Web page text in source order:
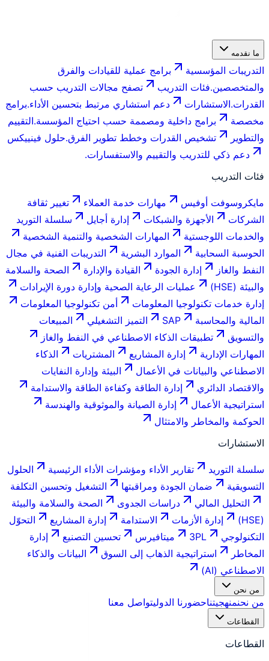
ما نقدمه
التدريبات المؤسسية
برامج عملية للقيادات والفرق
والمتخصصين.فئات التدريب
تصفح مجالات التدريب حسب
القدرات.الاستشارات دعم استشاري مرتبط بتحسين الأداء.برامج
مخصصة
برامج داخلية ومصممة حسب احتياج المؤسسة.التقييم
والتطوير
تشخيص القدرات وخطط تطوير الفرق.حلول فينييكس
دعم ذكي للتدريب والتقييم والاستفسارات.
فئات التدريب
مايكروسوفت أوفيس مهارات خدمة العملاء
تغيير ثقافة
الشركات
الأجهزة والشبكات إدارة أجايل
سلسلة التوريد
والخدمات اللوجستية
المهارات الشخصية والتنمية الشخصية
الحوسبة السحابية
الموارد البشرية
التدريبات الفنية في مجال
النفط والغاز
إدارة الجودة القيادة والإدارة
الصحة والسلامة
والبيئة (HSE)
عمليات الرعاية الصحية وإدارة دورة الإيرادات
إدارة خدمات تكنولوجيا المعلومات
أمن تكنولوجيا المعلومات
المالية والمحاسبة
SAP التميز التشغيلي
المبيعات
والتسويق
تطبيقات الذكاء الاصطناعي في النفط والغاز
المهارات الإدارية
إدارة المشاريع المشتريات
الذكاء
الاصطناعي والبيانات في الأعمال
البيئة وإدارة النفايات
والاقتصاد الدائري
إدارة الطاقة وكفاءة الطاقة والاستدامة
استراتيجية الأعمال
إدارة الصيانة والموثوقية والهندسة
الحوكمة والمخاطر والامتثال
الاستشارات
سلسلة التوريد تقارير الأداء ومؤشرات الأداء الرئيسية
الحلول
التسويقية
ضمان الجودة ومراقبتها
التشغيل وتحسين التكلفة
التحليل المالي
دراسات الجدوى
الصحة والسلامة والبيئة
(HSE)
إدارة الأزمات الاستدامة إدارة المشاريع
التحوّل
التكنولوجي
3PL ميتافيرس تحسين التصنيع
إدارة
المخاطر
استراتيجية الذهاب إلى السوق
البيانات والذكاء
الاصطناعي (AI)
من نحن
من نحنمنهجيتناحضورنا الدوليتواصل معنا
القطاعات
القطاعات